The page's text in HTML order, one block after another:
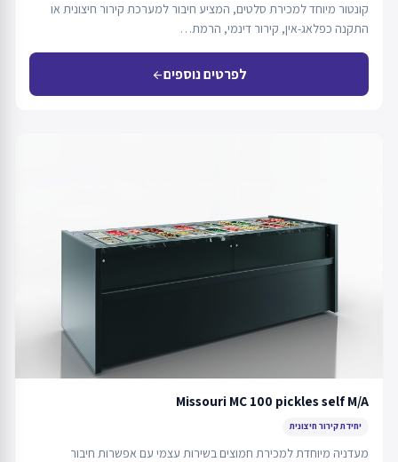
קונטור מיוחד למכירת סלטים, המציע חיבור למערכת קירור חיצונית או
התקנה כפלאג-אין, קירור דינמי, הרמת…
לפרטים נוספיםarrow_back
Missouri MC 100 pickles self M/A
יחידת קירור חיצונית
מעדניה מיוחדת למכירת חמוצים בשירות עצמי עם אפשרות חיבור